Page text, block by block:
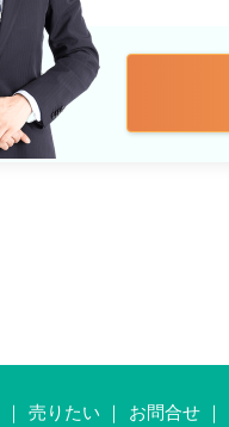
売りたい お問合せ